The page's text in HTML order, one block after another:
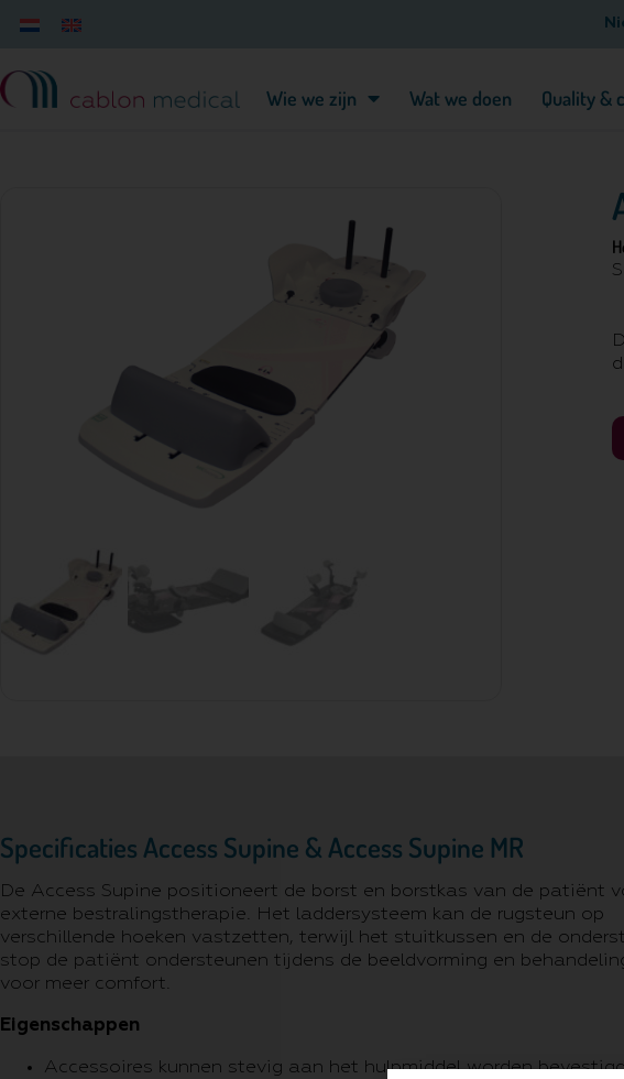
Wie we zijn Wat we doen Quality &
Specificaties Access Supine & Access Supine MR
De Access Supine positioneert de borst en borstkas van de patiënt
externe bestralingstherapie. Het laddersysteem kan de rugsteun op
verschillende hoeken vastzetten, terwijl het stuitkussen en de
stop de patiënt ondersteunen tijdens de beeldvorming en
voor meer comfort.
Eigenschappen
Accessoires kunnen stevig aan het hulpmiddel worden